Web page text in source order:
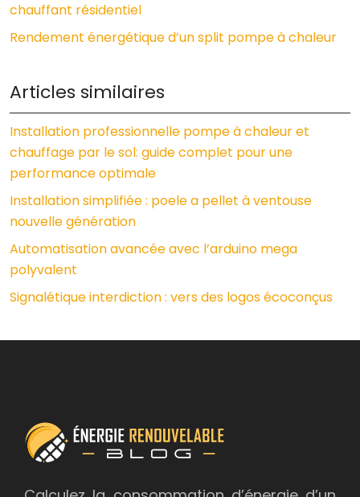
chauffant résidentiel
Rendement énergétique d’un split pompe à chaleur
Articles similaires
Installation professionnelle pompe à chaleur et
chauffage par le sol: guide complet pour une
performance optimale
Installation simplifiée : poele a pellet à ventouse
nouvelle génération
Automatisation avancée avec l’arduino mega
polyvalent
Signalétique interdiction : vers des logos écoconçus